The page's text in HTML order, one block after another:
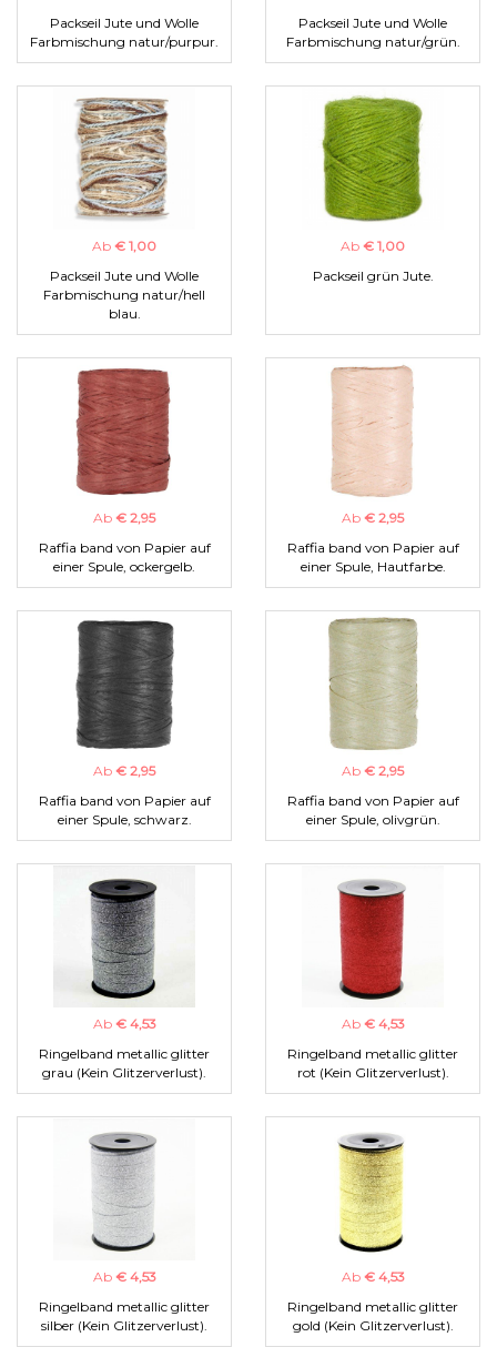
Packseil Jute und Wolle
Farbmischung natur/purpur.
Packseil Jute und Wolle
Farbmischung natur/grün.
Ab € 1,00
Packseil Jute und Wolle
Farbmischung natur/hell
blau.
Ab € 1,00
Packseil grün Jute.
Ab € 2,95
Raffia band von Papier auf
einer Spule, ockergelb.
Ab € 2,95
Raffia band von Papier auf
einer Spule, Hautfarbe.
Ab € 2,95
Raffia band von Papier auf
einer Spule, schwarz.
Ab € 2,95
Raffia band von Papier auf
einer Spule, olivgrün.
Ab € 4,53
Ringelband metallic glitter
grau (Kein Glitzerverlust).
Ab € 4,53
Ringelband metallic glitter
rot (Kein Glitzerverlust).
Ab € 4,53
Ringelband metallic glitter
silber (Kein Glitzerverlust).
Ab € 4,53
Ringelband metallic glitter
gold (Kein Glitzerverlust).